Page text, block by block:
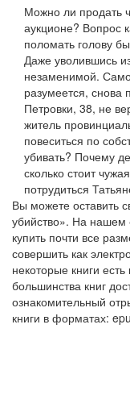
Можно ли продать
аукционе? Вопрос
поломать голову
Даже уволившись
незаменимой.
разумеется, снова
Петровки, 38, не
житель
повеситься по
убивать? Почему
сколько стоит
потрудиться
Вы можете оставить
убийство». На нашем
купить почти все
совершить как
некоторые книги
большинства книг
ознакомительный
книги в форматах: